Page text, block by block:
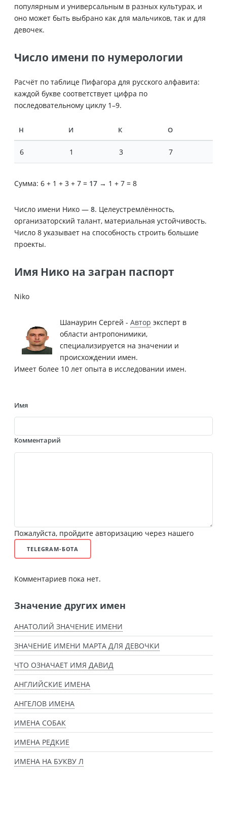
популярным и универсальным в разных культурах, и
оно может быть выбрано как для мальчиков, так и для
девочек.
Число имени по нумерологии
Расчёт по таблице Пифагора для русского алфавита:
каждой букве соответствует цифра по
последовательному циклу 1–9.
Н И К О
6 1 3 7
Сумма: 6 + 1 + 3 + 7 = 17 → 1 + 7 = 8
Число имени Нико — 8. Целеустремлённость,
организаторский талант, материальная устойчивость.
Число 8 указывает на способность строить большие
проекты.
Имя Нико на загран паспорт
Niko
Шанаурин Сергей - Автор эксперт в
области антропонимики,
специализируется на значении и
происхождении имен.
Имеет более 10 лет опыта в исследовании имен.
Имя
Комментарий
Пожалуйста, пройдите авторизацию через нашего
TELEGRAM-БОТА
Комментариев пока нет.
Значение других имен
АНАТОЛИЙ ЗНАЧЕНИЕ ИМЕНИ
ЗНАЧЕНИЕ ИМЕНИ МАРТА ДЛЯ ДЕВОЧКИ
ЧТО ОЗНАЧАЕТ ИМЯ ДАВИД
АНГЛИЙСКИЕ ИМЕНА
АНГЕЛОВ ИМЕНА
ИМЕНА СОБАК
ИМЕНА РЕДКИЕ
ИМЕНА НА БУКВУ Л